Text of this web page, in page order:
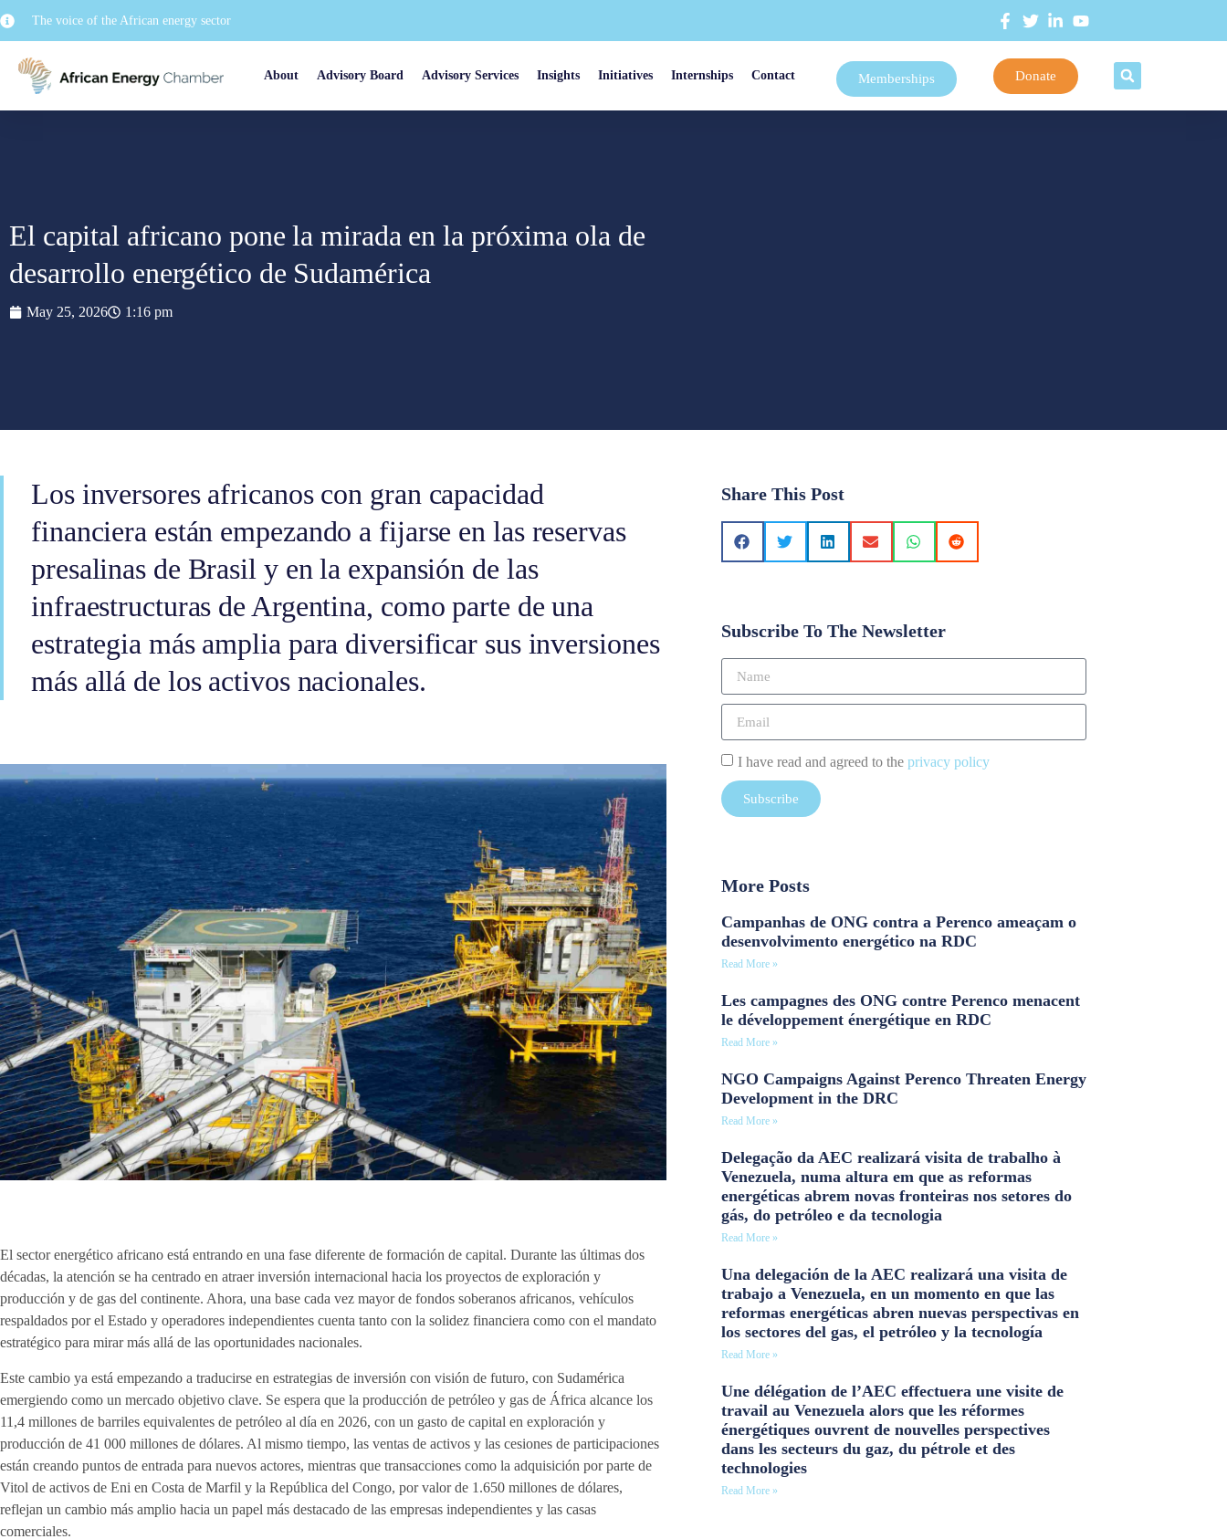
The voice of the African energy sector
About Advisory Board Advisory Services Insights Initiatives Internships Contact Memberships Donate
El capital africano pone la mirada en la próxima ola de
desarrollo energético de Sudamérica
May 25, 2026 1:16 pm
Los inversores africanos con gran capacidad
financiera están empezando a fijarse en las reservas
presalinas de Brasil y en la expansión de las
infraestructuras de Argentina, como parte de una
estrategia más amplia para diversificar sus inversiones
más allá de los activos nacionales.
El sector energético africano está entrando en una fase diferente de formación de capital. Durante las últimas dos
décadas, la atención se ha centrado en atraer inversión internacional hacia los proyectos de exploración y
producción y de gas del continente. Ahora, una base cada vez mayor de fondos soberanos africanos, vehículos
respaldados por el Estado y operadores independientes cuenta tanto con la solidez financiera como con el mandato
estratégico para mirar más allá de las oportunidades nacionales.
Este cambio ya está empezando a traducirse en estrategias de inversión con visión de futuro, con Sudamérica
emergiendo como un mercado objetivo clave. Se espera que la producción de petróleo y gas de África alcance los
11,4 millones de barriles equivalentes de petróleo al día en 2026, con un gasto de capital en exploración y
producción de 41 000 millones de dólares. Al mismo tiempo, las ventas de activos y las cesiones de participaciones
están creando puntos de entrada para nuevos actores, mientras que transacciones como la adquisición por parte de
Vitol de activos de Eni en Costa de Marfil y la República del Congo, por valor de 1.650 millones de dólares,
reflejan un cambio más amplio hacia un papel más destacado de las empresas independientes y las casas
comerciales.
Share This Post
Subscribe To The Newsletter
I have read and agreed to the privacy policy
Subscribe
More Posts
Campanhas de ONG contra a Perenco ameaçam o
desenvolvimento energético na RDC
Read More »
Les campagnes des ONG contre Perenco menacent
le développement énergétique en RDC
Read More »
NGO Campaigns Against Perenco Threaten Energy
Development in the DRC
Read More »
Delegação da AEC realizará visita de trabalho à
Venezuela, numa altura em que as reformas
energéticas abrem novas fronteiras nos setores do
gás, do petróleo e da tecnologia
Read More »
Una delegación de la AEC realizará una visita de
trabajo a Venezuela, en un momento en que las
reformas energéticas abren nuevas perspectivas en
los sectores del gas, el petróleo y la tecnología
Read More »
Une délégation de l’AEC effectuera une visite de
travail au Venezuela alors que les réformes
énergétiques ouvrent de nouvelles perspectives
dans les secteurs du gaz, du pétrole et des
technologies
Read More »